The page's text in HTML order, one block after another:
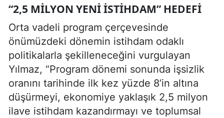
“2,5 MILYON YENI ISTIHDAM” HEDEFI
Orta vadeli program çerçevesinde
önümüzdeki dönemin istihdam odaklı
politikalarla şekilleneceğini vurgulayan
Yılmaz, “Program dönemi sonunda işsizlik
oranını tarihinde ilk kez yüzde 8’in altına
düşürmeyi, ekonomiye yaklaşık 2,5 milyon
ilave istihdam kazandırmayı ve toplumsal